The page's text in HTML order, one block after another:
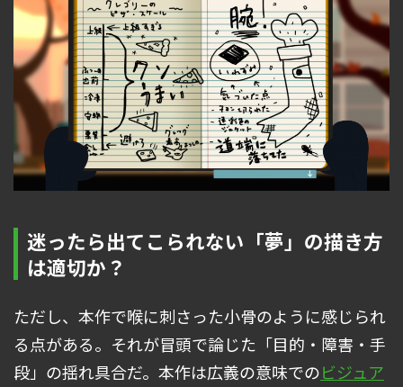
迷ったら出てこられない「夢」の描き方
は適切か？
ただし、本作で喉に刺さった小骨のように感じられ
る点がある。それが冒頭で論じた「目的・障害・手
段」の揺れ具合だ。本作は広義の意味でのビジュア